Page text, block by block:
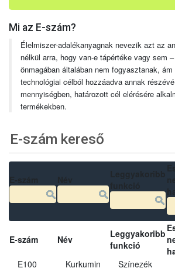
Mi az E-szám?
Élelmiszer-adalékanyagnak nevezik azt az
nélkül arra, hogy van-e tápértéke vagy sem
önmagában általában nem fogyasztanak,
technológiai célból hozzáadva annak
mennyiségben, határozott cél elérésére
termékekben.
E-szám kereső
E-szám Név
Leggyakoribb
funkció
E100 Kurkumin Színezék